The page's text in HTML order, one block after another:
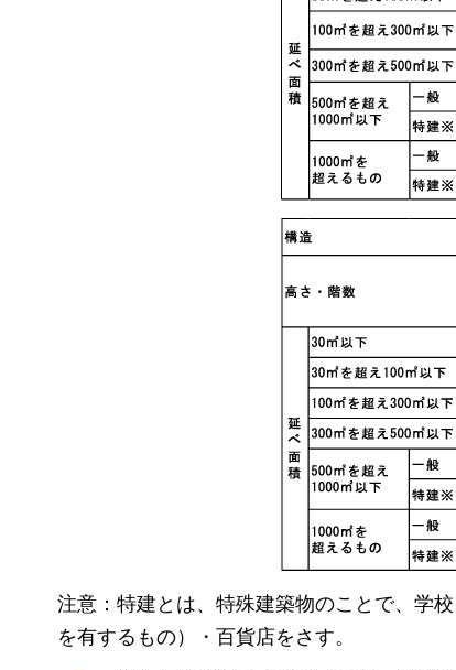
注意：特建とは、特殊建築物のことで、学
を有するもの）・百貨店をさす。